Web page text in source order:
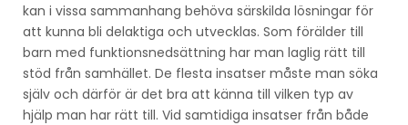
kan i vissa sammanhang behöva särskilda lösningar för
att kunna bli delaktiga och utvecklas. Som förälder till
barn med funktionsnedsättning har man laglig rätt till
stöd från samhället. De flesta insatser måste man söka
själv och därför är det bra att känna till vilken typ av
hjälp man har rätt till. Vid samtidiga insatser från både